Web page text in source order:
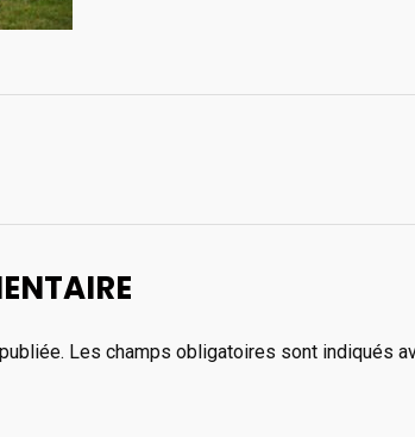
Les champs obligatoires sont indiqués